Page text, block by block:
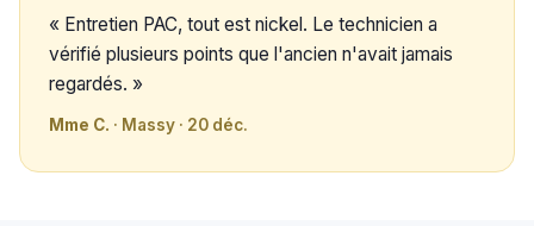
« Entretien PAC, tout est nickel. Le technicien a
vérifié plusieurs points que l'ancien n'avait jamais
regardés. »
Mme C. · Massy · 20 déc.